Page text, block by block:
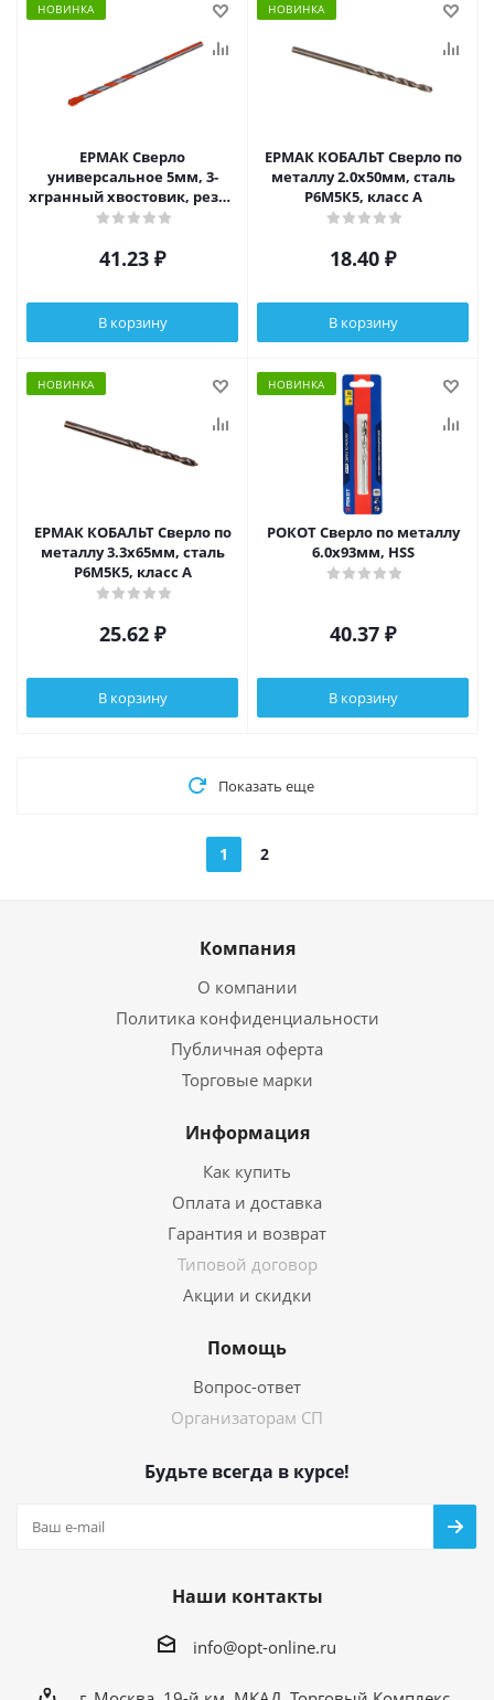
НОВИНКА
ЕРМАК Сверло
универсальное 5мм, 3-
хгранный хвостовик, резец
bk6, стержень 40Cr
41.23 ₽
В корзину
НОВИНКА
ЕРМАК КОБАЛЬТ Сверло по
металлу 2.0х50мм, сталь
Р6М5К5, класс А
18.40 ₽
В корзину
НОВИНКА
ЕРМАК КОБАЛЬТ Сверло по
металлу 3.3х65мм, сталь
Р6М5К5, класс А
25.62 ₽
В корзину
НОВИНКА
РОКОТ Сверло по металлу
6.0х93мм, HSS
40.37 ₽
В корзину
Показать еще
1 2
Компания
О компании
Политика конфиденциальности
Публичная оферта
Торговые марки
Информация
Как купить
Оплата и доставка
Гарантия и возврат
Типовой договор
Акции и скидки
Помощь
Вопрос-ответ
Организаторам СП
Будьте всегда в курсе!
Наши контакты
info@opt-online.ru